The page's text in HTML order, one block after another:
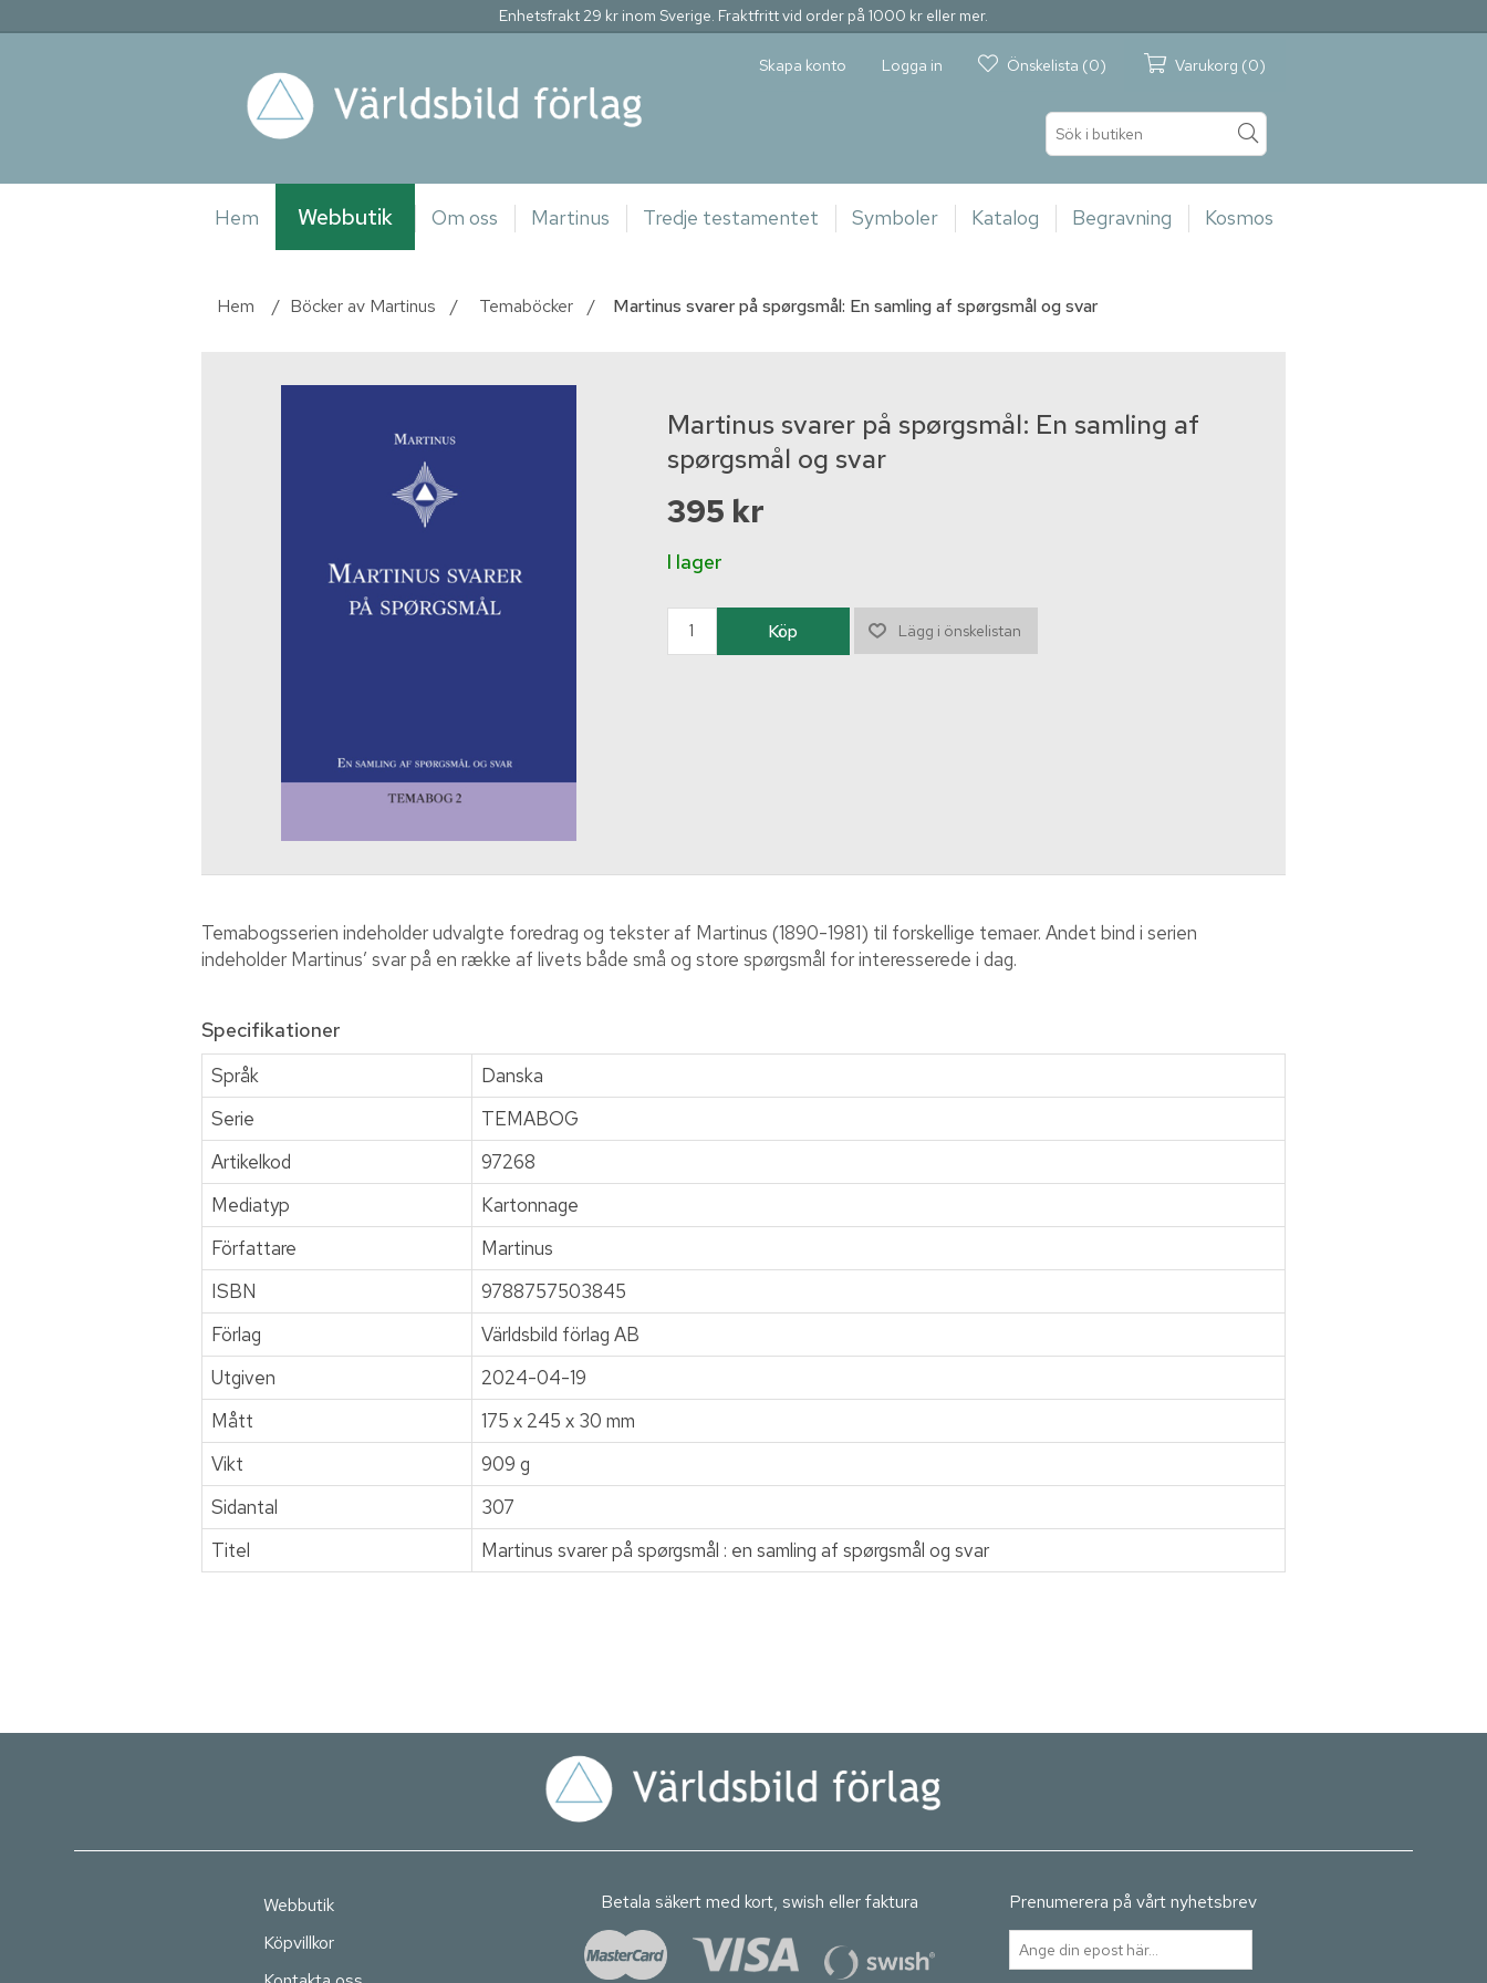
Enhetsfrakt 29 kr inom Sverige. Fraktfritt vid order på 1000 kr eller mer.
Skapa konto Logga in Önskelista (0) Varukorg (0)
Hem Webbutik Om oss Martinus Tredje testamentet Symboler Katalog Begravning Kosmos
Hem / Böcker av Martinus / Temaböcker / Martinus svarer på spørgsmål: En samling af spørgsmål og svar
Martinus svarer på spørgsmål: En samling af
spørgsmål og svar
395 kr
I lager
Temabogsserien indeholder udvalgte foredrag og tekster af Martinus (1890-1981) til forskellige temaer. Andet bind i serien
indeholder Martinus’ svar på en række af livets både små og store spørgsmål for interesserede i dag.
Specifikationer
Språk
Danska
Serie
TEMABOG
Artikelkod
97268
Mediatyp
Kartonnage
Författare
Martinus
ISBN
9788757503845
Förlag
Världsbild förlag AB
Utgiven
2024-04-19
Mått
175 x 245 x 30 mm
Vikt
909 g
Sidantal
307
Titel
Martinus svarer på spørgsmål : en samling af spørgsmål og svar
Webbutik
Köpvillkor
Betala säkert med kort, swish eller faktura Prenumerera på vårt nyhetsbrev